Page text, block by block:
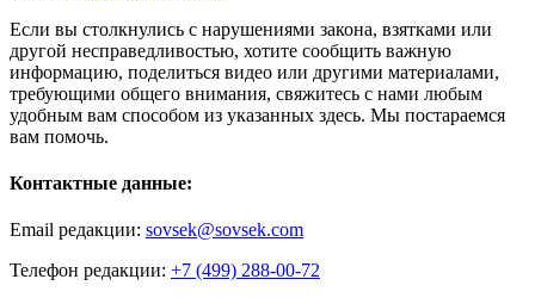
Если вы столкнулись с нарушениями закона, взятками или
другой несправедливостью, хотите сообщить важную
информацию, поделиться видео или другими материалами,
требующими общего внимания, свяжитесь с нами любым
удобным вам способом из указанных здесь. Мы постараемся
вам помочь.
Контактные данные:
Email редакции: sovsek@sovsek.com
Телефон редакции: +7 (499) 288-00-72